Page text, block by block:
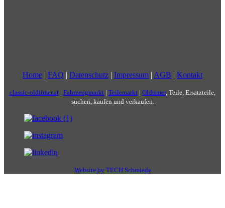
Home | FAQ | Datenschutz | Impressum | AGB | Kontakt
classic-oldtimer.at | Fahrzeugmarkt | Teilemarkt | Oldtimer, Teile, Ersatzteile,
suchen, kaufen und verkaufen.
Website by TECH Schmiede